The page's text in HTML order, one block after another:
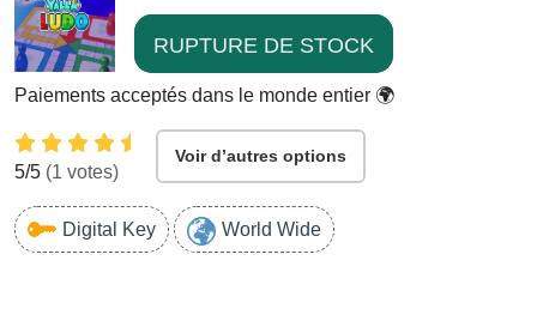
RUPTURE DE STOCK
Paiements acceptés dans le monde entier 🌍
5/5 (1 votes)
Voir d’autres options
Digital Key World Wide